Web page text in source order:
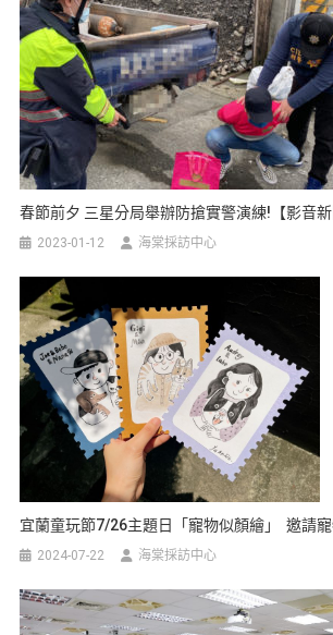
春節前夕 三星分局舉辦防搶實警演練!【影音新
2023-01-12 海棠採訪中心
宜蘭童玩節7/26主題日「寵物似顏繪」 邀請
2024-07-22 海棠採訪中心